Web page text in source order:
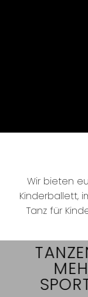
Wir bieten
Kinderballett,
Tanz für